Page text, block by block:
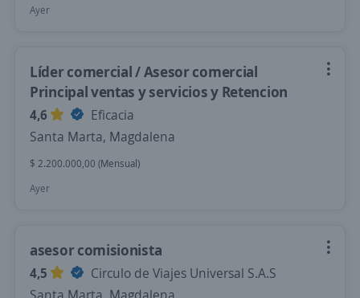
Ayer
Líder comercial / Asesor comercial
Principal ventas y servicios y Retencion
4,6
Eficacia
Santa Marta, Magdalena
$ 2.200.000,00 (Mensual)
Ayer
asesor comisionista
4,5
Circulo de Viajes Universal S.A.S